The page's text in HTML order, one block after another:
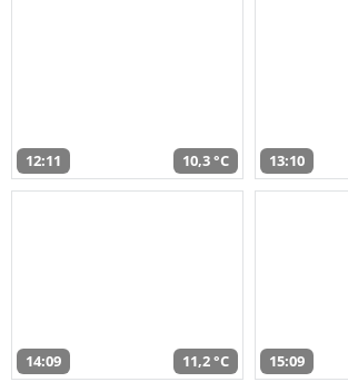
12:11 10,3 °C 13:10
14:09 11,2 °C 15:09